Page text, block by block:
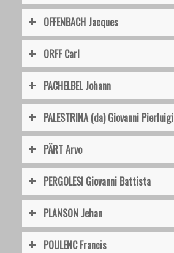
OFFENBACH Jacques
ORFF Carl
PACHELBEL Johann
PALESTRINA (da) Giovanni Pierluigi
PÄRT Arvo
PERGOLESI Giovanni Battista
PLANSON Jehan
POULENC Francis